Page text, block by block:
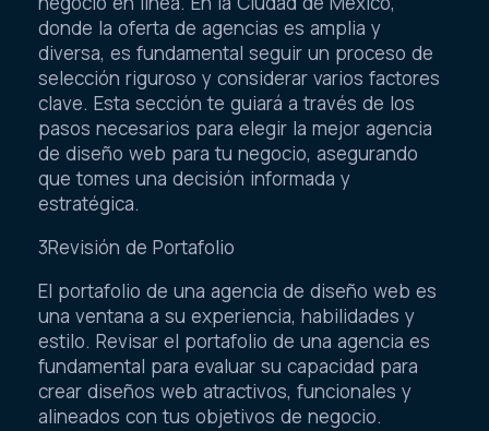
donde la oferta de agencias es amplia y
diversa, es fundamental seguir un proceso de
selección riguroso y considerar varios factores
clave. Esta sección te guiará a través de los
pasos necesarios para elegir la mejor agencia
de diseño web para tu negocio, asegurando
que tomes una decisión informada y
estratégica.
3Revisión de Portafolio
El portafolio de una agencia de diseño web es
una ventana a su experiencia, habilidades y
estilo. Revisar el portafolio de una agencia es
fundamental para evaluar su capacidad para
crear diseños web atractivos, funcionales y
alineados con tus objetivos de negocio.